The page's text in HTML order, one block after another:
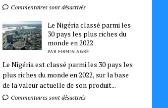
Commentaires sont désactivés
Le Nigéria classé parmi les
30 pays les plus riches du
monde en 2022
PAR FIRMIN AGBÉ
Le Nigéria est classé parmi les 30 pays les
plus riches du monde en 2022, sur la base
de la valeur actuelle de son produit...
Commentaires sont désactivés